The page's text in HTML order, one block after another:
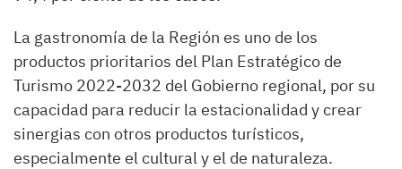
La gastronomía de la Región es uno de los
productos prioritarios del Plan Estratégico de
Turismo 2022-2032 del Gobierno regional, por su
capacidad para reducir la estacionalidad y crear
sinergias con otros productos turísticos,
especialmente el cultural y el de naturaleza.